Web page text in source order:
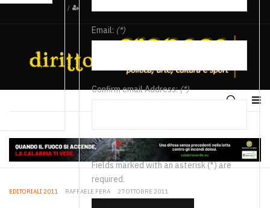
/
Email: (*)
Confirm email Address:(*)
Fields marked with an asterisk (*) are
required.
EDITORIALI 2011 RAFFAELE FERA 27 OTTOBRE 2011